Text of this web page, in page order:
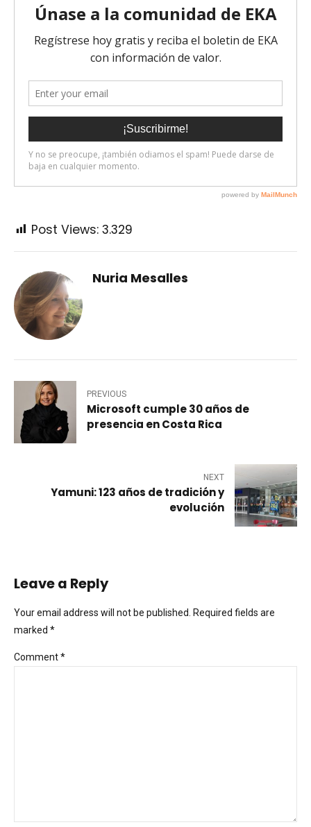
Post Views: 3.329
Nuria Mesalles
PREVIOUS
Microsoft cumple 30 años de
presencia en Costa Rica
NEXT
Yamuni: 123 años de tradición y
evolución
Leave a Reply
Your email address will not be published. Required fields are
marked *
Comment*